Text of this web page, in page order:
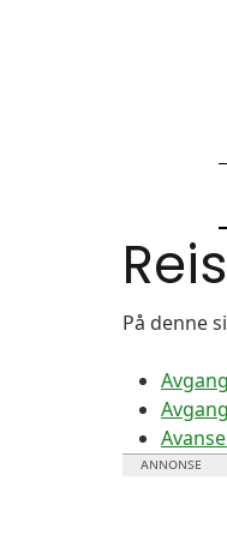
På denne